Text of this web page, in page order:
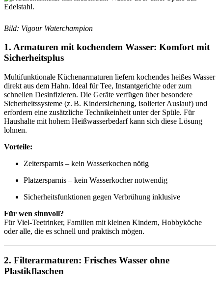
Bild: Vigour Waterchampion
1. Armaturen mit kochendem Wasser: Komfort mit
Sicherheitsplus
Multifunktionale Küchenarmaturen liefern kochendes heißes Wasser
direkt aus dem Hahn. Ideal für Tee, Instantgerichte oder zum
schnellen Desinfizieren. Die Geräte verfügen über besondere
Sicherheitssysteme (z. B. Kindersicherung, isolierter Auslauf) und
erfordern eine zusätzliche Technikeinheit unter der Spüle. Für
Haushalte mit hohem Heißwasserbedarf kann sich diese Lösung
lohnen.
Vorteile:
Zeitersparnis – kein Wasserkochen nötig
Platzersparnis – kein Wasserkocher notwendig
Sicherheitsfunktionen gegen Verbrühung inklusive
Für wen sinnvoll?
Für Viel-Teetrinker, Familien mit kleinen Kindern, Hobbyköche
oder alle, die es schnell und praktisch mögen.
2. Filterarmaturen: Frisches Wasser ohne
Plastikflaschen